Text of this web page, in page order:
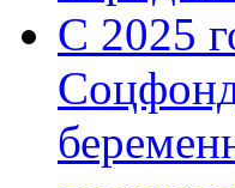
С 2025